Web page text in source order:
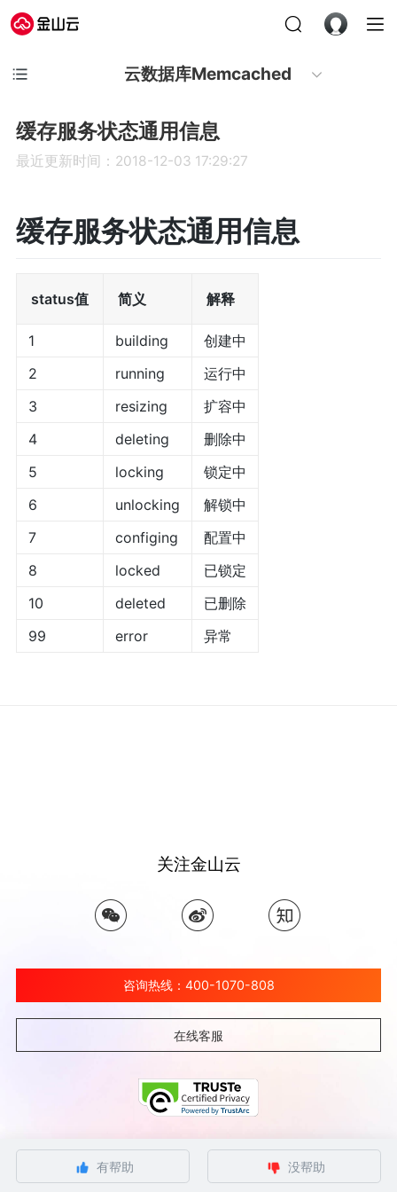
云数据库Memcached
缓存服务状态通用信息
最近更新时间：2018-12-03 17:29:27
缓存服务状态通用信息
status值 简义 解释
1 building
创建中
2
running
运行中
3
resizing
扩容中
4
deleting
删除中
5
locking
锁定中
6
unlocking
解锁中
7
configing
配置中
8
locked
已锁定
10
deleted
已删除
99
error 异常
有帮助 没帮助
关注金山云
咨询热线：400-1070-808
在线客服
©北京金山云网络技术有限公司 2026 Ksyun All Rights Reserved Kingsoft Corp.